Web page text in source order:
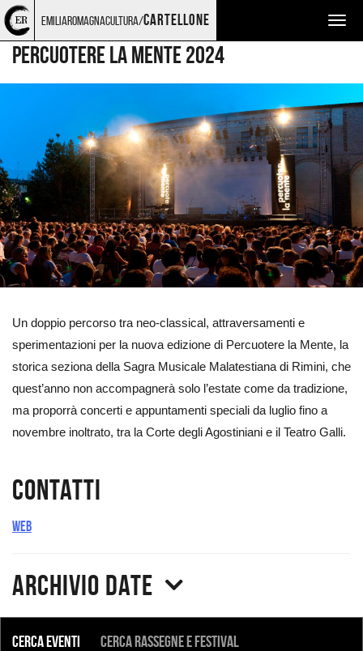
Torna
alla
home
page
Cerca
nel
sito
Salta
ai
contenuti
Salta
al
menu
principale
emiliaromagnacultura/cartellone
MUSICA EMILIA-ROMAGNA MUSIC COMMISSION
PERCUOTERE LA MENTE 2024
Un doppio percorso tra neo-classical, attraversamenti e
sperimentazioni per la nuova edizione di Percuotere la Mente, la
storica seziona della Sagra Musicale Malatestiana di Rimini, che
quest’anno non accompagnerà solo l’estate come da tradizione,
ma proporrà concerti e appuntamenti speciali da luglio fino a
novembre inoltrato, tra la Corte degli Agostiniani e il Teatro Galli.
Contatti
Web
Archivio date
COSA
Cerca eventi Cerca rassegne e festival